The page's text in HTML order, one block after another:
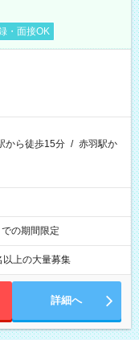
・面接OK
から徒歩15分 / 赤羽駅か
の期間限定
以上の大量募集
詳細へ